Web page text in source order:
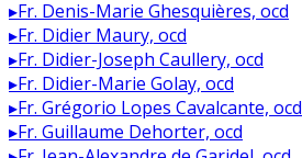
▸Fr. Denis-Marie Ghesquières, ocd
▸Fr. Didier Maury, ocd
▸Fr. Didier-Joseph Caullery, ocd
▸Fr. Didier-Marie Golay, ocd
▸Fr. Grégorio Lopes Cavalcante, ocd
▸Fr. Guillaume Dehorter, ocd